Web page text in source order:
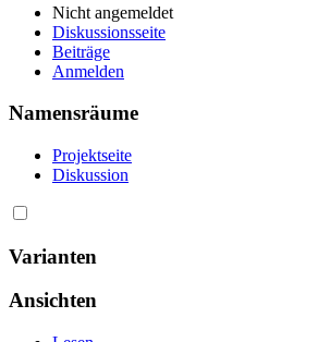
Nicht angemeldet
Diskussionsseite
Beiträge
Anmelden
Namensräume
Projektseite
Diskussion
Varianten
Ansichten